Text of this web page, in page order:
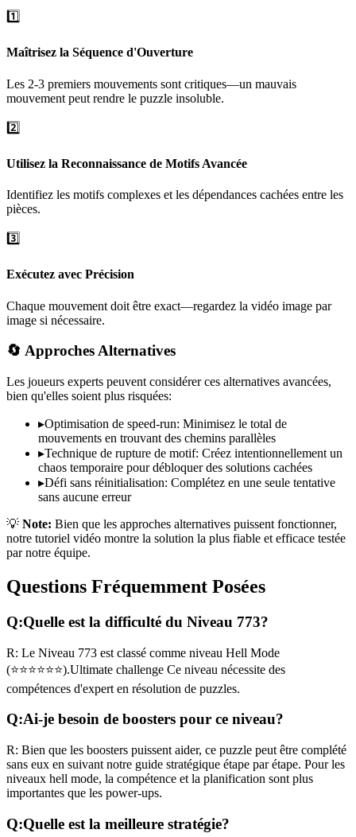
1️⃣
Maîtrisez la Séquence d'Ouverture
Les 2-3 premiers mouvements sont critiques—un mauvais
mouvement peut rendre le puzzle insoluble.
2️⃣
Utilisez la Reconnaissance de Motifs Avancée
Identifiez les motifs complexes et les dépendances cachées entre les
pièces.
3️⃣
Exécutez avec Précision
Chaque mouvement doit être exact—regardez la vidéo image par
image si nécessaire.
🔄 Approches Alternatives
Les joueurs experts peuvent considérer ces alternatives avancées,
bien qu'elles soient plus risquées:
▸Optimisation de speed-run: Minimisez le total de
mouvements en trouvant des chemins parallèles
▸Technique de rupture de motif: Créez intentionnellement un
chaos temporaire pour débloquer des solutions cachées
▸Défi sans réinitialisation: Complétez en une seule tentative
sans aucune erreur
💡 Note: Bien que les approches alternatives puissent fonctionner,
notre tutoriel vidéo montre la solution la plus fiable et efficace testée
par notre équipe.
Questions Fréquemment Posées
Q:Quelle est la difficulté du Niveau 773?
R: Le Niveau 773 est classé comme niveau Hell Mode
(⭐⭐⭐⭐⭐⭐).Ultimate challenge Ce niveau nécessite des
compétences d'expert en résolution de puzzles.
Q:Ai-je besoin de boosters pour ce niveau?
R: Bien que les boosters puissent aider, ce puzzle peut être complété
sans eux en suivant notre guide stratégique étape par étape. Pour les
niveaux hell mode, la compétence et la planification sont plus
importantes que les power-ups.
Q:Quelle est la meilleure stratégie?